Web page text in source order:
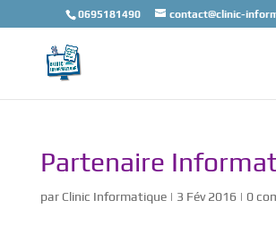
0695181490 contact@clinic-
Partenaire
par Clinic Informatique| 3 Fév 2016 | 0